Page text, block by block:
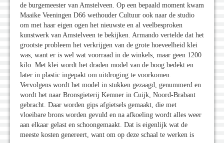
de burgemeester van Amstelveen. Op een bepaald moment kwam
Maaike Veeningen D66 wethouder Cultuur ook naar de studio
om met haar eigen ogen het nieuwste en al veelbesproken
kunstwerk van Amstelveen te bekijken. Armando vertelde dat het
grootste probleem het verkrijgen van de grote hoeveelheid klei
was, want er is wel wat voorraad in de winkels, maar geen 1200
kilo. Met klei wordt het draden model van de boog bedekt en
later in plastic ingepakt om uitdroging te voorkomen.
Vervolgens wordt het model in stukken gezaagd, genummerd en
wordt het naar Bronsgieterij Kemner in Cuijk, Noord-Brabant
gebracht. Daar worden gips afgietsels gemaakt, die met
vloeibare brons worden gevuld en na afkoeling wordt alles weer
aan elkaar gelast en schoongemaakt. Dat is eigenlijk wat de
meeste kosten genereert, want om op deze schaal te werken is